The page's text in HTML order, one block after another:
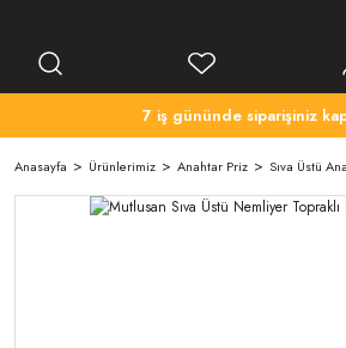
7 iş gününde siparişiniz
Anasayfa Ürünlerimiz Anahtar Priz Sıva Üstü